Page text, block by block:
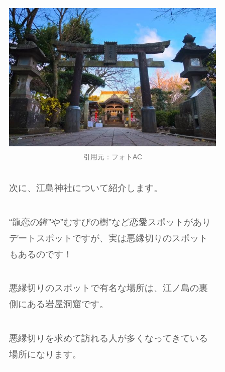
引用元：フォトAC
次に、江島神社について紹介します。
“龍恋の鐘”や”むすびの樹”など恋愛スポットがあり
デートスポットですが、実は悪縁切りのスポット
もあるのです！
悪縁切りのスポットで有名な場所は、江ノ島の裏
側にある岩屋洞窟です。
悪縁切りを求めて訪れる人が多くなってきている
場所になります。